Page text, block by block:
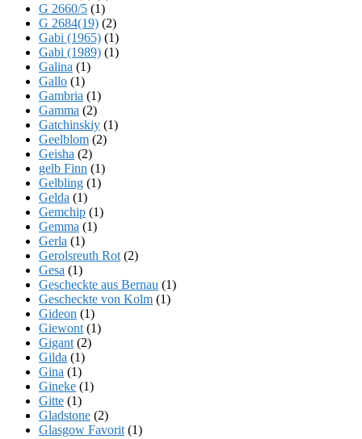
G 2660/5 (1)
G 2684(19) (2)
Gabi (1965) (1)
Gabi (1989) (1)
Galina (1)
Gallo (1)
Gambria (1)
Gamma (2)
Gatchinskiy (1)
Geelblom (2)
Geisha (2)
gelb Finn (1)
Gelbling (1)
Gelda (1)
Gemchip (1)
Gemma (1)
Gerla (1)
Gerolsreuth Rot (2)
Gesa (1)
Gescheckte aus Bernau (1)
Gescheckte von Kolm (1)
Gideon (1)
Giewont (1)
Gigant (2)
Gilda (1)
Gina (1)
Gineke (1)
Gitte (1)
Gladstone (2)
Glasgow Favorit (1)